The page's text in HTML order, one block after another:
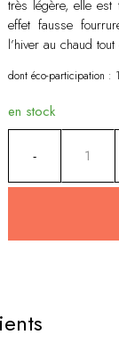
très légère, elle est
effet fausse
l’hiver au chaud
dont éco-participation :
en stock